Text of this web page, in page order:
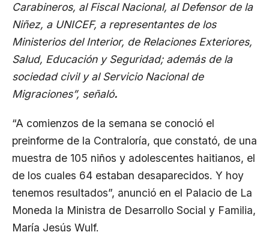
Carabineros, al Fiscal Nacional, al Defensor de la
Niñez, a UNICEF, a representantes de los
Ministerios del Interior, de Relaciones Exteriores,
Salud, Educación y Seguridad; además de la
sociedad civil y al Servicio Nacional de
Migraciones”, señaló.
“A comienzos de la semana se conoció el
preinforme de la Contraloría, que constató, de una
muestra de 105 niños y adolescentes haitianos, el
de los cuales 64 estaban desaparecidos. Y hoy
tenemos resultados”, anunció en el Palacio de La
Moneda la Ministra de Desarrollo Social y Familia,
María Jesús Wulf.